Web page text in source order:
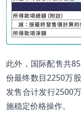
此外，国际配售共
份最终数目2250万
发售合计发行2500
施稳定价格操作。